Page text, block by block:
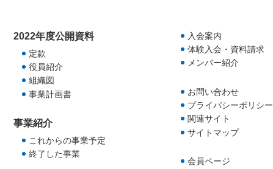
2022年度公開資料
定款
役員紹介
組織図
事業計画書
事業紹介
これからの事業予定
終了した事業
入会案内
体験入会・資料請求
メンバー紹介
お問い合わせ
プライバシーポリシー
関連サイト
サイトマップ
会員ページ